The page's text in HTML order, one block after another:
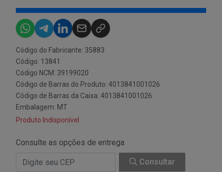
Código do Fabricante: 35883
Código: 13841
Código NCM: 39199020
Código de Barras do Produto: 4013841001026
Código de Barras da Caixa: 4013841001026
Embalagem: MT
Produto Indisponível
Consulte as opções de entrega
Consultar